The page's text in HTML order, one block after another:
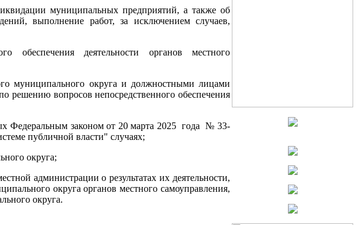
муниципальных предприятий, а также об
выполнение работ, за исключением случаев,
обеспечения деятельности органов местного
муниципального округа и должностными лицами
решению вопросов непосредственного обеспечения
Федеральным законом от 20 марта 2025 года № 33-
публичной власти" случаях;
округа;
администрации о результатах их деятельности,
округа органов местного самоуправления,
округа.